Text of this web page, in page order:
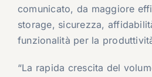
comunicato, da maggiore
storage, sicurezza,
funzionalità per la
“La rapida crescita del